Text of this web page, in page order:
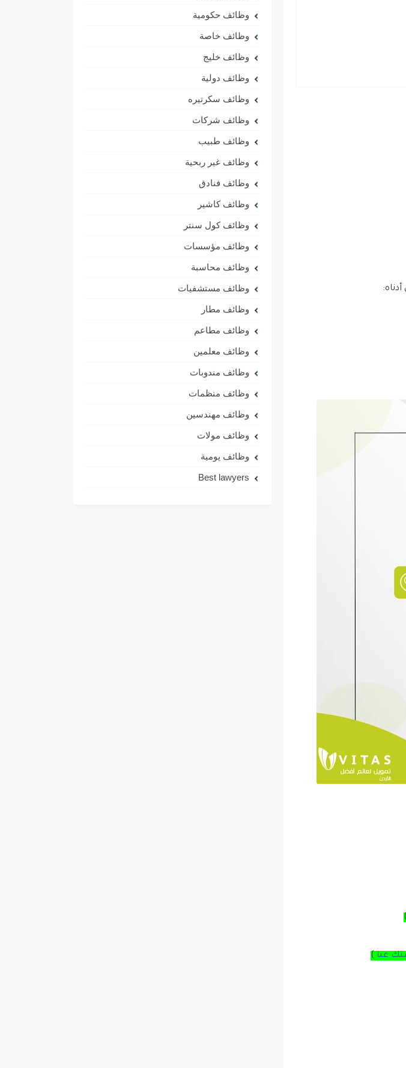
)
عنا )
وظائف حكومية
وظائف خاصة
وظائف خليج
وظائف دولية
وظائف سكرتيره
وظائف شركات
وظائف طبيب
وظائف غير ربحية
وظائف فنادق
وظائف كاشير
وظائف كول سنتر
وظائف مؤسسات
وظائف محاسبة
وظائف مستشفيات
وظائف مطار
وظائف مطاعم
وظائف معلمين
وظائف مندوبات
وظائف منظمات
وظائف مهندسين
وظائف مولات
وظائف يومية
Best lawyers